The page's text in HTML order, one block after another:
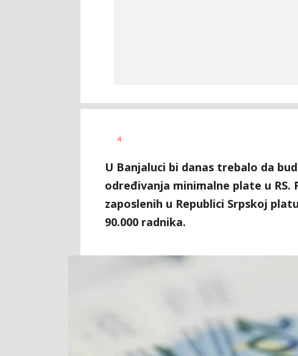
AUTOR
4
U Banjaluci bi danas trebalo da
određivanja minimalne plate u RS.
zaposlenih u Republici Srpskoj
90.000 radnika.